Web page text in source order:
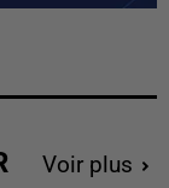
Voir plus